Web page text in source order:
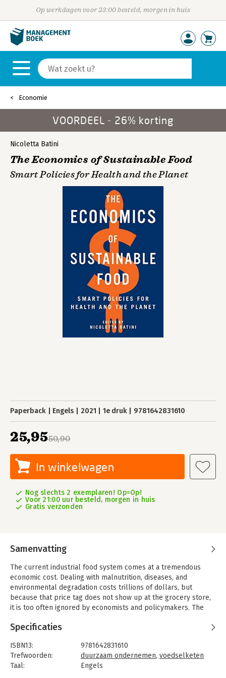
Op werkdagen voor 23:00 besteld, morgen in huis
Economie
VOORDEEL - 26% korting
Nicoletta Batini
The Economics of Sustainable Food
Smart Policies for Health and the Planet
Paperback Engels 2021 1e druk 9781642831610
50,90
25,95
In winkelwagen
Nog slechts 2 exemplaren! Op=Op!
Voor 21:00 uur besteld, morgen in huis
Gratis verzonden
Samenvatting
The current industrial food system comes at a tremendous
economic cost. Dealing with malnutrition, diseases, and
environmental degradation costs trillions of dollars, but
because that price tag does not show up at the grocery store,
it is too often ignored by economists and policymakers. The
and illustrates how to transform our broken system, alleviating
The key is smart macroeconomic policy that moves us toward
regenerative agriculture and sustainable, healthy diets. The
Specificaties
ISBN13:
9781642831610
Trefwoorden:
duurzaam ondernemen, voedselketen
Taal:
Engels